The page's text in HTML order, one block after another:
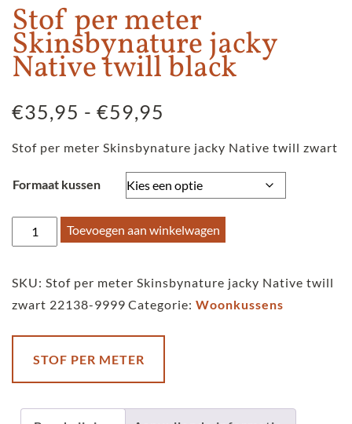
Stof per meter
Skinsbynature jacky
Native twill black
€35,95 - €59,95
tot
€59,95
Stof per meter Skinsbynature jacky Native twill zwart
Formaat kussen
Stof
per
Skinsbynature
Native
twill
black
Toevoegen aan winkelwagen
SKU: Stof per meter Skinsbynature jacky Native twill
zwart 22138-9999 Categorie: Woonkussens
STOF PER METER